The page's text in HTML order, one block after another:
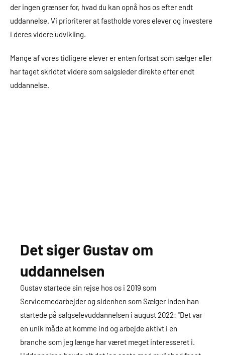
der ingen grænser for, hvad du kan opnå hos os efter endt
uddannelse. Vi prioriterer at fastholde vores elever og investere
i deres videre udvikling.
Mange af vores tidligere elever er enten fortsat som sælger eller
har taget skridtet videre som salgsleder direkte efter endt
uddannelse.
Det siger Gustav om
uddannelsen
Gustav startede sin rejse hos os i 2019 som
Servicemedarbejder og sidenhen som Sælger inden han
startede på salgselevuddannelsen i august 2022: "Det var
en unik måde at komme ind og arbejde aktivt i en
branche som jeg længe har været meget interesseret i.